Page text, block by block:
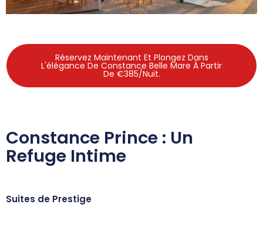
Réservez Maintenant Et Plongez Dans
L'élégance De Constance Belle Mare À Partir
De €385/nuit.
Constance Prince : Un
Refuge Intime
Suites de Prestige